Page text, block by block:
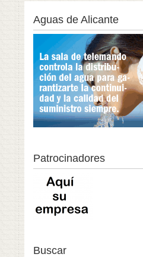
Aguas de Alicante
Patrocinadores
Buscar